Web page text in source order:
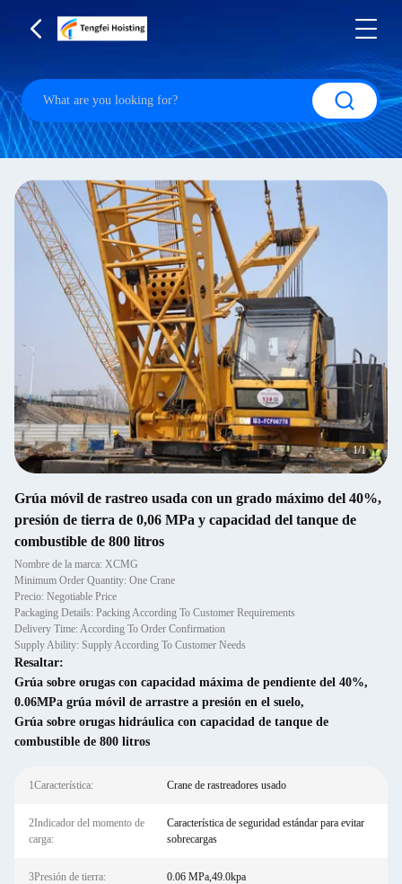
1/1
Grúa móvil de rastreo usada con un grado máximo del 40%,
presión de tierra de 0,06 MPa y capacidad del tanque de
combustible de 800 litros
Nombre de la marca: XCMG
Minimum Order Quantity: One Crane
Precio: Negotiable Price
Packaging Details: Packing According To Customer Requirements
Delivery Time: According To Order Confirmation
Supply Ability: Supply According To Customer Needs
Resaltar:
Grúa sobre orugas con capacidad máxima de pendiente del 40%,
0.06MPa grúa móvil de arrastre a presión en el suelo,
Grúa sobre orugas hidráulica con capacidad de tanque de
combustible de 800 litros
1Característica: Crane de rastreadores usado
2Indicador del momento de
carga:
Característica de seguridad estándar para evitar
sobrecargas
3Presión de tierra: 0.06 MPa,49.0kpa